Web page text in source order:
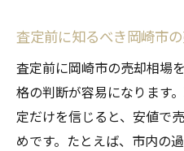
介
売却活動の途中で
岡崎市の売却事例
不動産査定の活用
法
査定前に知るべき岡崎市
査定前に岡崎市の売却相場
格の判断が容易になります
定だけを信じると、安値で
めです。たとえば、市内の